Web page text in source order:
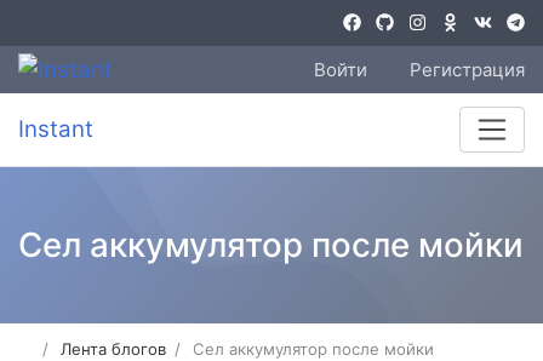
Войти Регистрация
Instant
Сел аккумулятор после мойки
Лента блогов Сел аккумулятор после мойки